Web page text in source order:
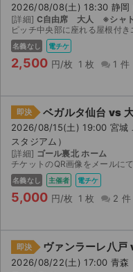
チケットジャム運営会社
チケットジャム利用規約
プライバシーポリシー
公演登録依頼
2026/08/08(土) 18:30 静岡
[詳細] C自由席 大人 ※シャトルバ
ピッチ中央部に座れる屋根付きエリア（ミックス席）となります。ポケモンエコバッ
名義なし 電チケ
2,500 円/枚 1 枚 1 件
即決 ベガルタ仙台 vs
2026/08/15(土) 19:00 宮城
スタジアム）
[詳細] ゴール裏北 ホーム
チケットのQR画像をメールにて送付します。 一
名義なし 主催者 電チケ
5,000 円/枚 1 枚 2 件
即決 ヴァンラーレ八戸
2026/08/22(土) 17:00 青森